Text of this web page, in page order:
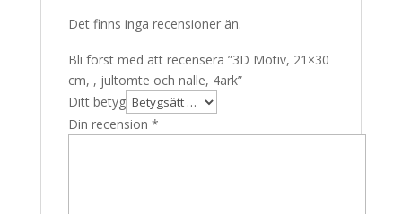
Det finns inga recensioner än.
Bli först med att recensera ”3D Motiv, 21×30
cm, , jultomte och nalle, 4ark”
Ditt betyg
Din recension *